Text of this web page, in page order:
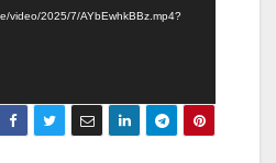
video/2025/7/AYbEwhkBBz.mp4?